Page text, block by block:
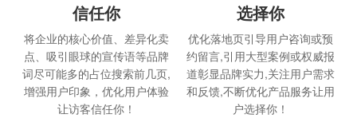
信任你
将企业的核心价值、差异化卖
点、吸引眼球的宣传语等品牌
词尽可能多的占位搜索前几页,
增强用户印象，优化用户体验
让访客信任你！
选择你
优化落地页引导用户咨询或预
约留言,引用大型案例或权威报
道彰显品牌实力,关注用户需求
和反馈,不断优化产品服务让用
户选择你！